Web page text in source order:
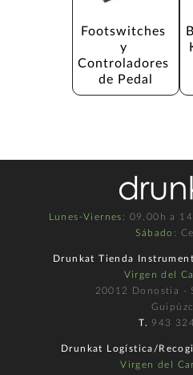
Footswitches
y
Controladores
de Pedal
Lunes-Viernes : 09.00h a
Sábado :
Drunkat Tienda
Virgen del
20012 Donostia -
T. 943
Drunkat Logística/
Virgen del